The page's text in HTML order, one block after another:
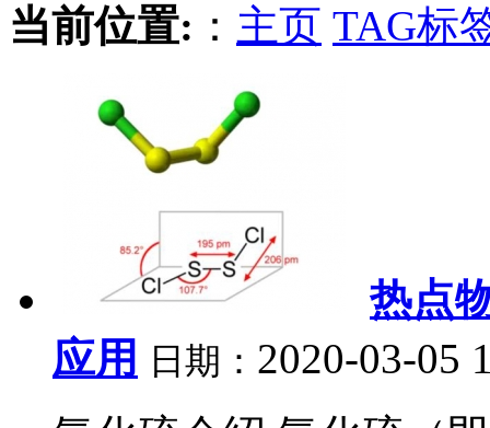
当前位置: ： 主页 TAG标
热点
应用
日期： 2020-03-05